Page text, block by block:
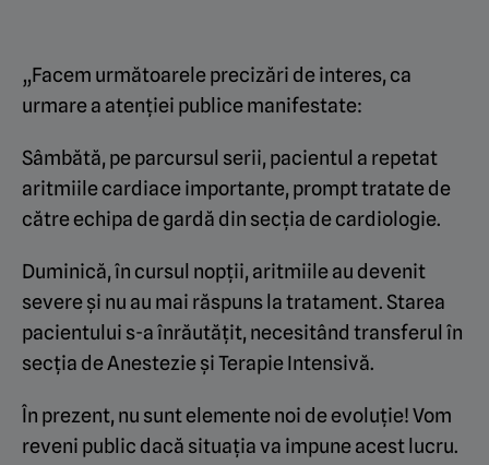
„Facem următoarele precizări de interes, ca
urmare a atenției publice manifestate:
Sâmbătă, pe parcursul serii, pacientul a repetat
aritmiile cardiace importante, prompt tratate de
către echipa de gardă din secția de cardiologie.
Duminică, în cursul nopții, aritmiile au devenit
severe și nu au mai răspuns la tratament. Starea
pacientului s-a înrăutățit, necesitând transferul în
secția de Anestezie și Terapie Intensivă.
În prezent, nu sunt elemente noi de evoluție! Vom
reveni public dacă situația va impune acest lucru.